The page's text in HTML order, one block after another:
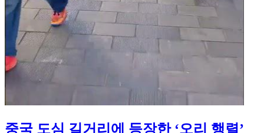
중국 도심 길거리에 등장한 ‘오리 행렬’